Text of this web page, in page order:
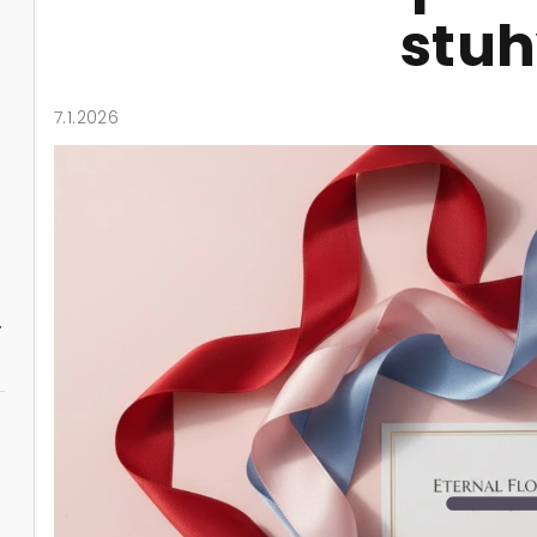
korunkou
7.1.2026